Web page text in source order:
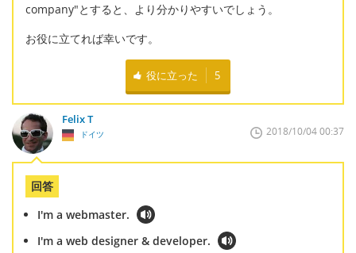
company"とすると、より分かりやすいでしょう。
お役に立てれば幸いです。
役に立った 5
Felix T
ドイツ 2018/10/04 00:37
回答
I'm a webmaster.
I'm a web designer & developer.